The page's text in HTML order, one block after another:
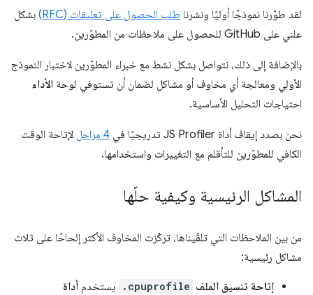
لقد طوّرنا نموذجًا أوليًا ونشرنا طلب الحصول على تعليقات (RFC)
بشكل
علني على GitHub للحصول على ملاحظات من المطوّرين.
بالإضافة إلى ذلك، نتواصل بشكل نشط مع خبراء المطوّرين لاختبار النموذج
الأولي ومعالجة أي مخاوف أو مشاكل لضمان أن تستوفي لوحة الأداء
احتياجات التحليل الأساسية.
نحن بصدد إيقاف أداة JS Profiler تدريجيًا في 4 مراحل
لإتاحة الوقت
الكافي للمطوّرين للتأقلم مع التغييرات واستخدامها.
المشاكل الرئيسية وكيفية حلّها
من بين الملاحظات التي تلقّيناها، تركّزت المخاوف الأكثر إلحاحًا على ثلاث
مشاكل رئيسية:
إتاحة تنسيق الملف .cpuprofile يستخدم أداة